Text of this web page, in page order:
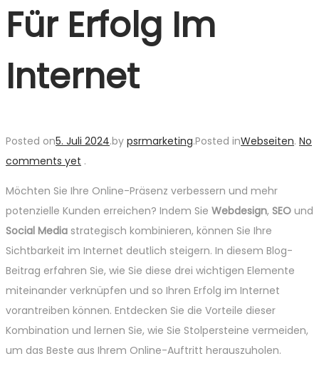
Für Erfolg Im
Internet
Posted on5. Juli 2024.by psrmarketing.Posted inWebseiten. No
comments yet .
Möchten Sie Ihre Online-Präsenz verbessern und mehr
potenzielle Kunden erreichen? Indem Sie Webdesign, SEO und
Social Media strategisch kombinieren, können Sie Ihre
Sichtbarkeit im Internet deutlich steigern. In diesem Blog-
Beitrag erfahren Sie, wie Sie diese drei wichtigen Elemente
miteinander verknüpfen und so Ihren Erfolg im Internet
vorantreiben können. Entdecken Sie die Vorteile dieser
Kombination und lernen Sie, wie Sie Stolpersteine vermeiden,
um das Beste aus Ihrem Online-Auftritt herauszuholen.